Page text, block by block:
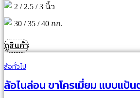
2 / 2.5 / 3 นิ้ว
30 / 35 / 40 กก.
ดูสินค้า
ล้อทั่วไป
ล้อไนล่อน ขาโครเมี่ยม แบบแป้น